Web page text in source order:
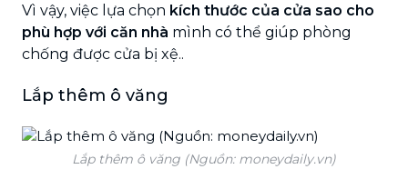
Vì vậy, việc lựa chọn kích thước của cửa sao cho
phù hợp với căn nhà mình có thể giúp phòng
chống được cửa bị xệ..
Lắp thêm ô văng
Lắp thêm ô văng (Nguồn: moneydaily.vn)